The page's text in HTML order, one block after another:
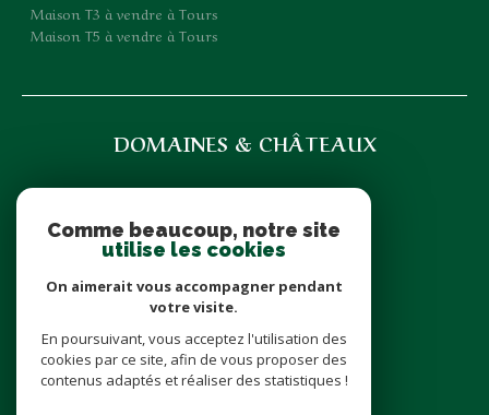
Maison T3 à vendre à Tours
Maison T5 à vendre à Tours
DOMAINES & CHÂTEAUX
07 71 85 35 92
domainesetchateaux@icloud.com
6 place Cathédrale
nous suivre sur
Comme beaucoup, notre site
utilise les cookies
On aimerait vous accompagner pendant
votre visite.
En poursuivant, vous acceptez l'utilisation des
cookies par ce site, afin de vous proposer des
contenus adaptés et réaliser des statistiques !